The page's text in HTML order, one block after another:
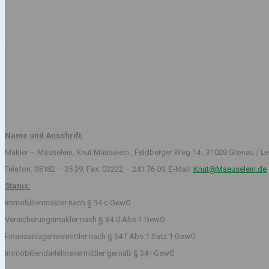
Name und Anschrift:
Makler – Mäuselein, Knut Mäuselein , Feldberger Weg 14 , 31028 Gronau /
Telefon: 05182 – 35 39, Fax: 03222 – 241 76 09, E-Mail: Knut@Maeuselein.de
Status:
Immobilienmakler nach § 34 c GewO
Versicherungsmakler nach § 34 d Abs.1 GewO
Finanzanlagenvermittler nach § 34 f Abs.1 Satz 1 GewO
Immobiliendarlehnsvermittler gemäß § 34 i GewO